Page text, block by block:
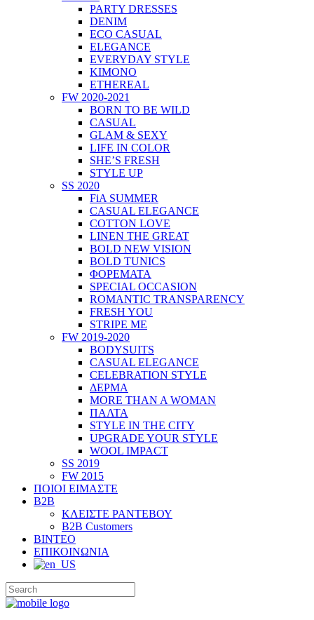
PARTY DRESSES
DENIM
ECO CASUAL
ELEGANCE
EVERYDAY STYLE
KIMONO
ETHEREAL
FW 2020-2021
BORN TO BE WILD
CASUAL
GLAM & SEXY
LIFE IN COLOR
SHE’S FRESH
STYLE UP
SS 2020
FiA SUMMER
CASUAL ELEGANCE
COTTON LOVE
LINEN THE GREAT
BOLD NEW VISION
BOLD TUNICS
ΦΟΡΕΜΑΤΑ
SPECIAL OCCASION
ROMANTIC TRANSPARENCY
FRESH YOU
STRIPE ME
FW 2019-2020
BODYSUITS
CASUAL ELEGANCE
CELEBRATION STYLE
ΔΕΡΜΑ
MORE THAN A WOMAN
ΠΑΛΤΑ
STYLE IN THE CITY
UPGRADE YOUR STYLE
WOOL IMPACT
SS 2019
FW 2015
ΠΟΙΟΙ ΕΙΜΑΣΤΕ
B2B
ΚΛΕΙΣΤΕ ΡΑΝΤΕΒΟΥ
B2B Customers
ΒΙΝΤΕΟ
ΕΠΙΚΟΙΝΩΝΙΑ